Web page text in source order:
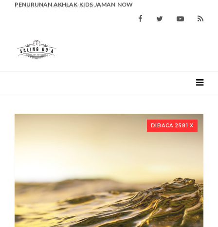
PENURUNAN AKHLAK KIDS JAMAN NOW
DIBACA 2581 X